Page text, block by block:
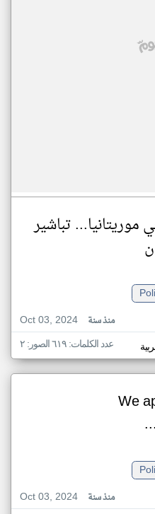
تباشير
Oct 03, 2024
منذ سنة
عدد الكلمات: ٦١٩ الصور: ٢
We
Oct 03, 2024
منذ سنة